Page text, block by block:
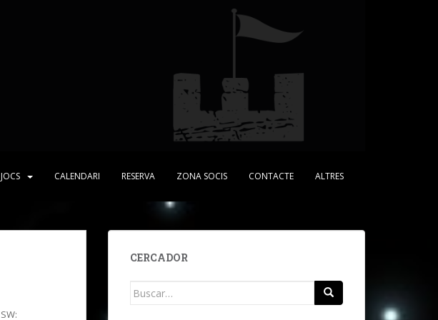
JOCS CALENDARI RESERVA ZONA SOCIS CONTACTE ALTRES
SW:
CERCADOR
Buscar: